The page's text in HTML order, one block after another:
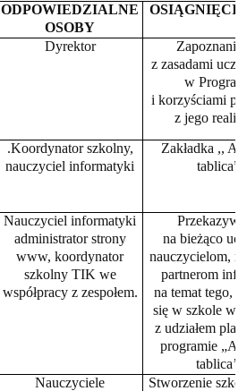
ODPOWIEDZIALNE
OSOBY
Dyrektor
Zapoznanie
z zasadami
w
i korzyściami
z jego
.Koordynator szkolny,
nauczyciel informatyki
Zakładka ,,
tablica”.
Nauczyciel informatyki
administrator strony
www, koordynator
szkolny TIK we
współpracy z zespołem.
na bieżąco
nauczycielom,
partnerom
na temat tego,
się w szkole w
z udziałem plac
programie
tablica’’.
Nauczyciele
Stworzenie